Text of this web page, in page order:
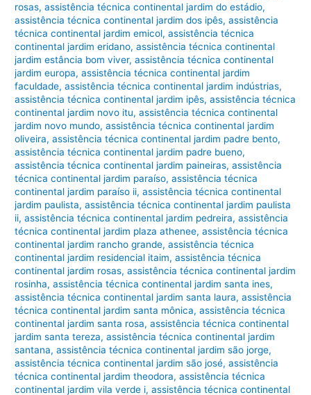
rosas,assistência técnica continental jardim do estádio,
assistência técnica continental jardim dos ipês,assistência
técnica continental jardim emicol,assistência técnica
continental jardim eridano,assistência técnica continental
jardim estância bom viver,assistência técnica continental
jardim europa,assistência técnica continental jardim
faculdade,assistência técnica continental jardim indústrias,
assistência técnica continental jardim ipês,assistência técnica
continental jardim novo itu,assistência técnica continental
jardim novo mundo,assistência técnica continental jardim
oliveira,assistência técnica continental jardim padre bento,
assistência técnica continental jardim padre bueno,
assistência técnica continental jardim paineiras,assistência
técnica continental jardim paraíso,assistência técnica
continental jardim paraíso ii,assistência técnica continental
jardim paulista,assistência técnica continental jardim paulista
ii,assistência técnica continental jardim pedreira,assistência
técnica continental jardim plaza athenee,assistência técnica
continental jardim rancho grande,assistência técnica
continental jardim residencial itaim,assistência técnica
continental jardim rosas,assistência técnica continental jardim
rosinha,assistência técnica continental jardim santa ines,
assistência técnica continental jardim santa laura,assistência
técnica continental jardim santa mônica,assistência técnica
continental jardim santa rosa,assistência técnica continental
jardim santa tereza,assistência técnica continental jardim
santana,assistência técnica continental jardim são jorge,
assistência técnica continental jardim são josé,assistência
técnica continental jardim theodora,assistência técnica
continental jardim vila verde i,assistência técnica continental